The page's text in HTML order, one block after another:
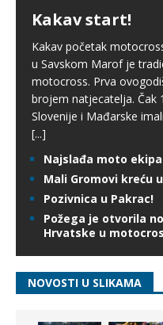
Kakav start!
Kakav početak
u Savskom Marof je
motocross. Prva
brojem natjecatelja. Čak
Slovenije i Mađarske
[...]
Najslađa moto
Mali Gromovi kreću
Pozivnica u Pakrac!
Požega je otvorila
Hrvatske u
NOVOSTI U SLIKAMA